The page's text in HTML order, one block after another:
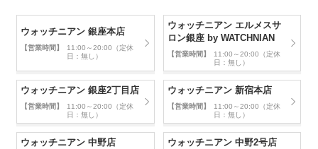
ウォッチニアン 銀座本店
【営業時間】
11:00～20:00（定休
日：無し）
ウォッチニアン エルメスサ
ロン銀座 by WATCHNIAN
【営業時間】
11:00～20:00（定休
日：無し）
ウォッチニアン 銀座2丁目店
【営業時間】
11:00～20:00（定休
日：無し）
ウォッチニアン 新宿本店
【営業時間】
11:00～20:00（定休
日：無し）
ウォッチニアン 中野店 ウォッチニアン 中野2号店